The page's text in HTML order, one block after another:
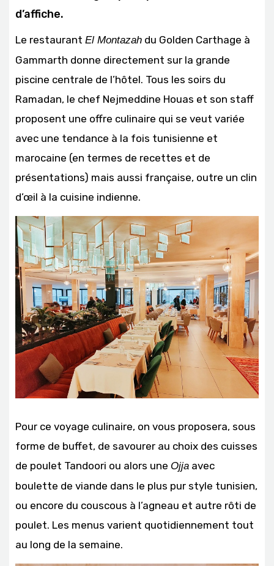
d’affiche.
Le restaurant El Montazah du Golden Carthage à
Gammarth donne directement sur la grande
piscine centrale de l’hôtel. Tous les soirs du
Ramadan, le chef Nejmeddine Houas et son staff
proposent une offre culinaire qui se veut variée
avec une tendance à la fois tunisienne et
marocaine (en termes de recettes et de
présentations) mais aussi française, outre un clin
d’œil à la cuisine indienne.
Pour ce voyage culinaire, on vous proposera, sous
forme de buffet, de savourer au choix des cuisses
de poulet Tandoori ou alors une Ojja avec
boulette de viande dans le plus pur style tunisien,
ou encore du couscous à l’agneau et autre rôti de
poulet. Les menus varient quotidiennement tout
au long de la semaine.